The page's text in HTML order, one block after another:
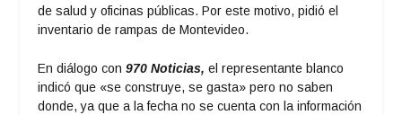
de salud y oficinas públicas. Por este motivo, pidió el
inventario de rampas de Montevideo.
En diálogo con970 Noticias,el representante blanco
indicó que «se construye, se gasta» pero no saben
donde, ya que a la fecha no se cuenta con la información